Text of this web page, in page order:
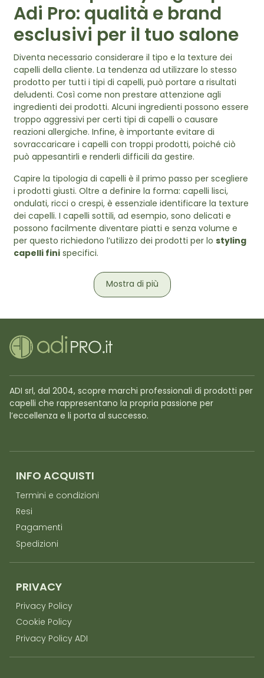
Adi Pro: qualità e brand
esclusivi per il tuo salone
Diventa necessario considerare il tipo e la texture dei
capelli della cliente. La tendenza ad utilizzare lo stesso
prodotto per tutti i tipi di capelli, può portare a risultati
deludenti. Così come non prestare attenzione agli
ingredienti dei prodotti. Alcuni ingredienti possono essere
troppo aggressivi per certi tipi di capelli o causare
reazioni allergiche. Infine, è importante evitare di
sovraccaricare i capelli con troppi prodotti, poiché ciò
può appesantirli e renderli difficili da gestire.
Capire la tipologia di capelli è il primo passo per scegliere
i prodotti giusti. Oltre a definire la forma: capelli lisci,
ondulati, ricci o crespi, è essenziale identificare la texture
dei capelli. I capelli sottili, ad esempio, sono delicati e
possono facilmente diventare piatti e senza volume e
per questo richiedono l’utilizzo dei prodotti per lo styling
capelli finispecifici.
Mostra di più
ADI srl, dal 2004, scopre marchi professionali di prodotti per
capelli che rappresentano la propria passione per
l’eccellenza e li porta al successo.
INFO ACQUISTI
Termini e condizioni
Resi
Pagamenti
Spedizioni
PRIVACY
Privacy Policy
Cookie Policy
Privacy Policy ADI